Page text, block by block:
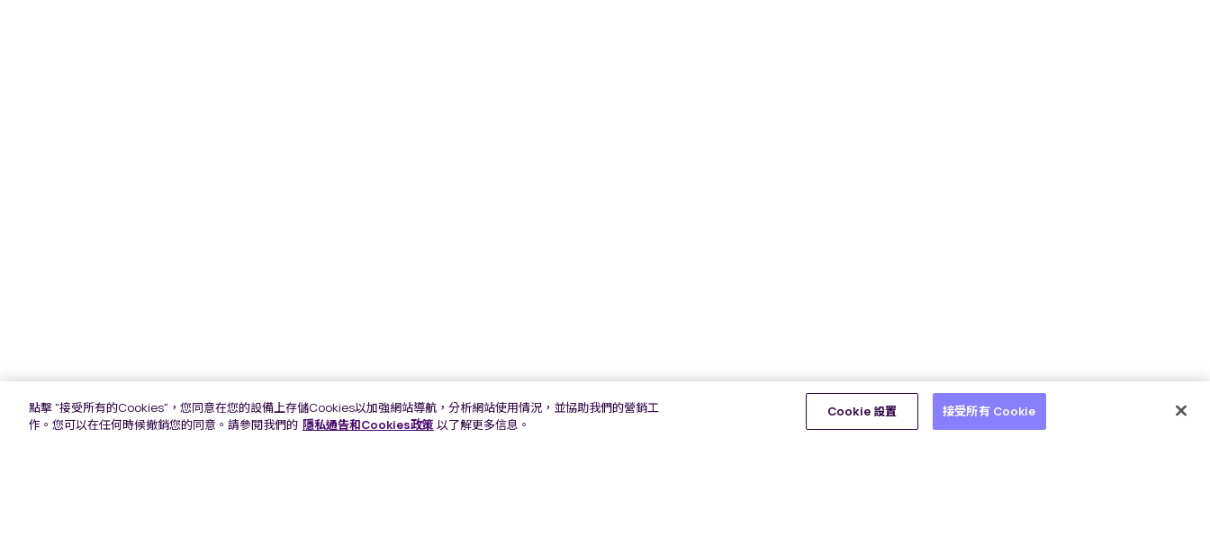
點擊 "接受所有的Cookies"，您同意在您的設備上存儲Cookies以加強網站導航，分析網站使用情況，並協助我們的營銷工
作。您可以在任何時候撤銷您的同意。請參閱我們的 隱私通告和Cookies政策 以了解更多信息。
Cookie 設置 接受所有 Cookie